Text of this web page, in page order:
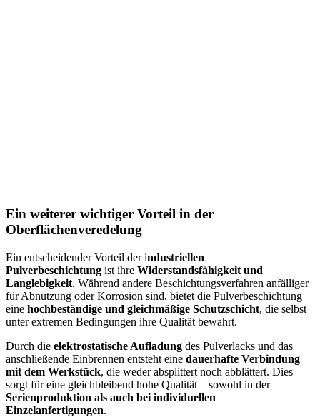
Ein weiterer wichtiger Vorteil in der
Oberflächenveredelung
Ein entscheidender Vorteil der industriellen
Pulverbeschichtung ist ihre Widerstandsfähigkeit und
Langlebigkeit. Während andere Beschichtungsverfahren anfälliger
für Abnutzung oder Korrosion sind, bietet die Pulverbeschichtung
eine hochbeständige und gleichmäßige Schutzschicht, die selbst
unter extremen Bedingungen ihre Qualität bewahrt.
Durch die elektrostatische Aufladung des Pulverlacks und das
anschließende Einbrennen entsteht eine dauerhafte Verbindung
mit dem Werkstück, die weder absplittert noch abblättert. Dies
sorgt für eine gleichbleibend hohe Qualität – sowohl in der
Serienproduktion als auch bei individuellen
Einzelanfertigungen.